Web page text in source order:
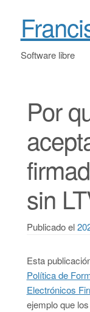
Software libre
Por
sin
Publicado el
Esta
Política de
Electrónicos
ejemplo que